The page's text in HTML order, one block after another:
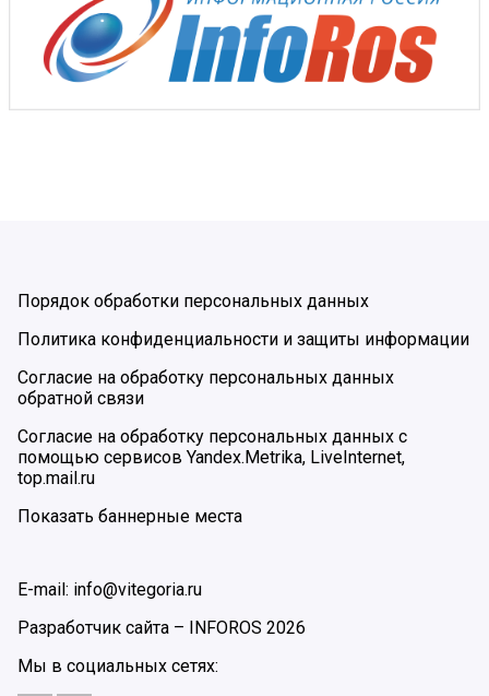
Порядок обработки персональных данных
Политика конфиденциальности и защиты информации
Согласие на обработку персональных данных
обратной связи
Согласие на обработку персональных данных с
помощью сервисов Yandex.Metrika, LiveInternet,
top.mail.ru
Показать баннерные места
E-mail: info@vitegoria.ru
Разработчик сайта – INFOROS 2026
Мы в социальных сетях: